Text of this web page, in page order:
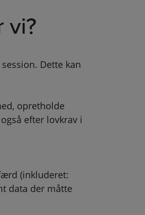
vi?
Dette kan
opretholde
efter lovkrav i
(inkluderet:
data der måtte